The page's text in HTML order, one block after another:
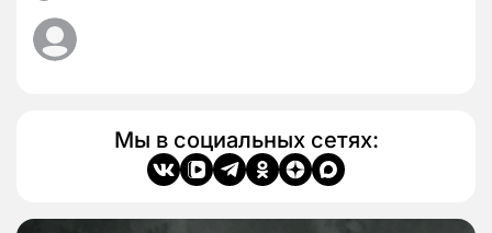
Мы в социальных сетях: